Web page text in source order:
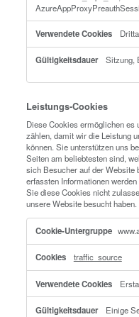
Unbedingt
erforderliche
Cookies
fpc,
ms-gateway-slice
Sitzung